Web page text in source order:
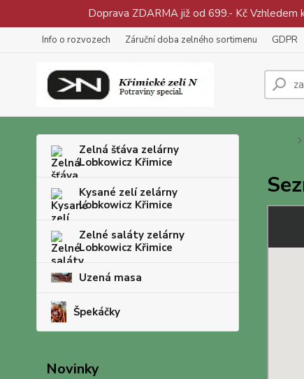
Doprava ZDARMA již od 699.- Kč
Info o rozvozech Záruční doba zelného sortimenu GDPR
Zelná šťáva zelárny
Lobkowicz Křimice
Kysané zelí zelárny
Lobkowicz Křimice
Zelné saláty zelárny
Lobkowicz Křimice
Uzená masa
Špekáčky
Novinky